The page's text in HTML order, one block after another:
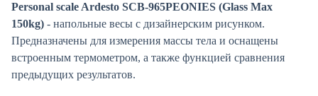
Personal scale Ardesto SCB-965PEONIES (Glass Max
150kg) - напольные весы с дизайнерским рисунком.
Предназначены для измерения массы тела и оснащены
встроенным термометром, а также функцией сравнения
предыдущих результатов.